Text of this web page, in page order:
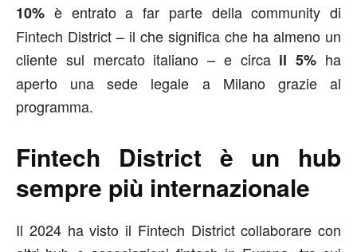
10% è entrato a far parte della community di
Fintech District – il che significa che ha almeno un
cliente sul mercato italiano – e circa il 5% ha
aperto una sede legale a Milano grazie al
programma.
Fintech District è un hub
sempre più internazionale
Il 2024 ha visto il Fintech District collaborare con